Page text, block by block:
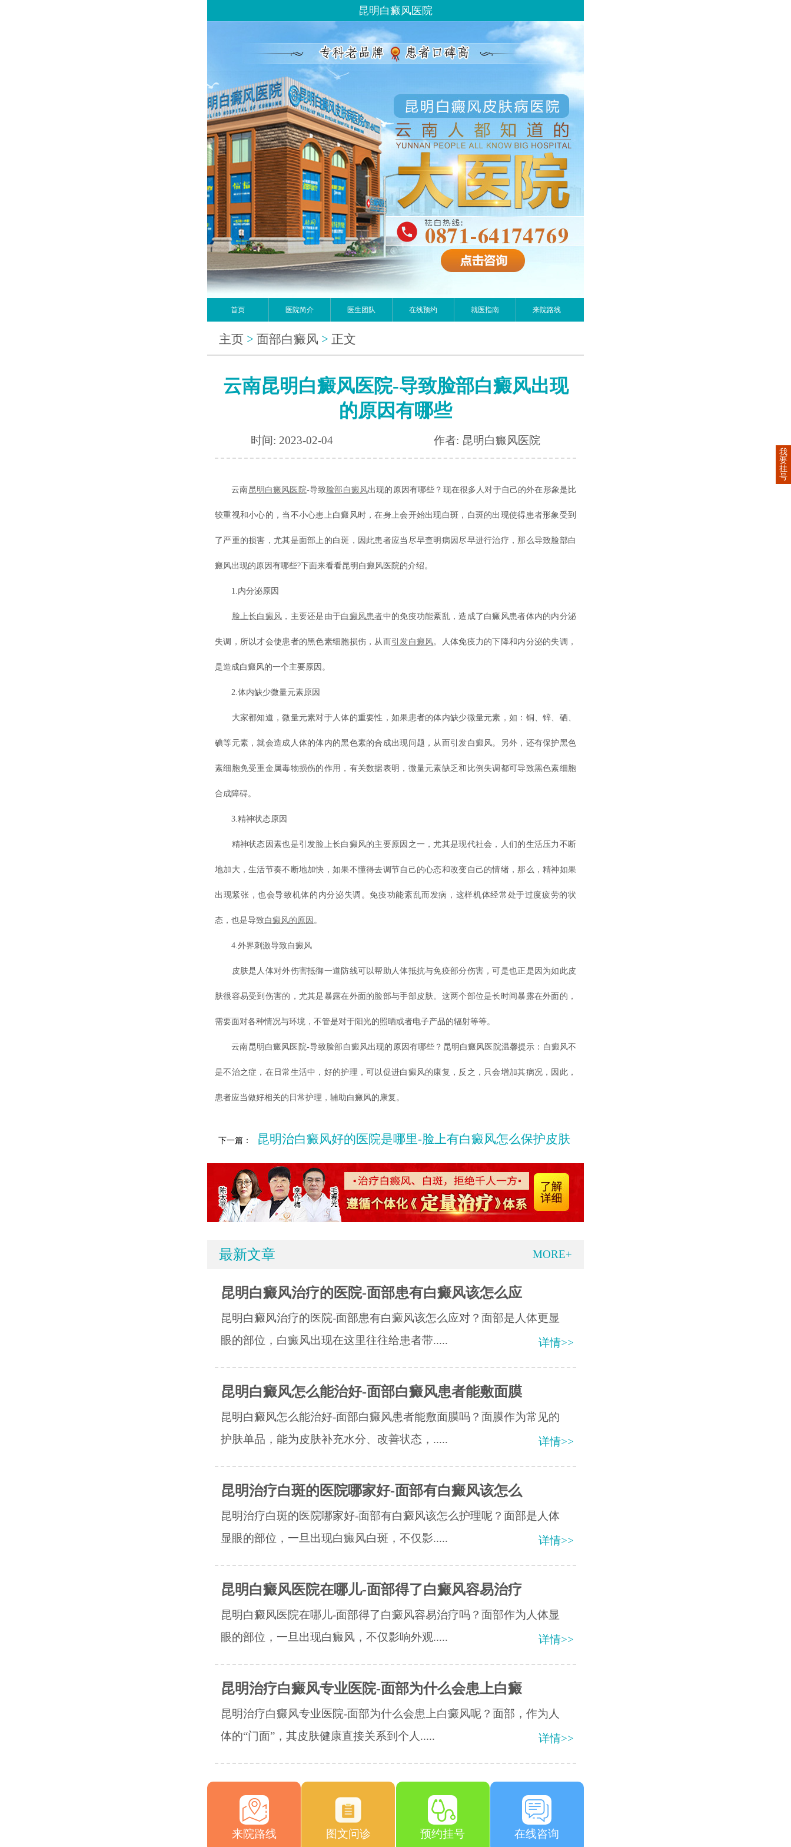
昆明白癜风医院
首页 医院简介 医生团队 在线预约 就医指南 来院路线
主页 > 面部白癜风 > 正文
云南昆明白癜风医院-导致脸部白癜风出现
的原因有哪些
时间: 2023-02-04 作者: 昆明白癜风医院
云南昆明白癜风医院-导致脸部白癜风出现的原因有哪些？现在很多人对于自己的外在形象是比
较重视和小心的，当不小心患上白癜风时，在身上会开始出现白斑，白斑的出现使得患者形象受到
了严重的损害，尤其是面部上的白斑，因此患者应当尽早查明病因尽早进行治疗，那么导致脸部白
癜风出现的原因有哪些?下面来看看昆明白癜风医院的介绍。
1.内分泌原因
脸上长白癜风 ，主要还是由于白癜风患者中的免疫功能紊乱，造成了白癜风患者体内的内分泌
失调，所以才会使患者的黑色素细胞损伤，从而 引发白癜风。人体免疫力的下降和内分泌的失调，
是造成白癜风的一个主要原因。
2.体内缺少微量元素原因
大家都知道，微量元素对于人体的重要性，如果患者的体内缺少微量元素，如：铜、锌、硒、
碘等元素，就会造成人体的体内的黑色素的合成出现问题，从而引发白癜风。另外，还有保护黑色
素细胞免受重金属毒物损伤的作用，有关数据表明，微量元素缺乏和比例失调都可导致黑色素细胞
合成障碍。
3.精神状态原因
精神状态因素也是引发脸上长白癜风的主要原因之一，尤其是现代社会，人们的生活压力不断
地加大，生活节奏不断地加快，如果不懂得去调节自己的心态和改变自己的情绪，那么，精神如果
出现紧张，也会导致机体的内分泌失调。免疫功能紊乱而发病，这样机体经常处于过度疲劳的状
态，也是导致白癜风的原因 。
4.外界刺激导致白癜风
皮肤是人体对外伤害抵御一道防线可以帮助人体抵抗与免疫部分伤害，可是也正是因为如此皮
肤很容易受到伤害的，尤其是暴露在外面的脸部与手部皮肤。这两个部位是长时间暴露在外面的，
需要面对各种情况与环境，不管是对于阳光的照晒或者电子产品的辐射等等。
云南昆明白癜风医院-导致脸部白癜风出现的原因有哪些？昆明白癜风医院温馨提示：白癜风不
是不治之症，在日常生活中，好的护理，可以促进白癜风的康复，反之，只会增加其病况，因此，
患者应当做好相关的日常护理，辅助白癜风的康复。
下一篇： 昆明治白癜风好的医院是哪里-脸上有白癜风怎么保护皮肤
最新文章 MORE+
昆明白癜风治疗的医院-面部患有白癜风该怎么应
昆明白癜风治疗的医院-面部患有白癜风该怎么应对？面部是人体更显
眼的部位，白癜风出现在这里往往给患者带.....
详情>>
昆明白癜风怎么能治好-面部白癜风患者能敷面膜
昆明白癜风怎么能治好-面部白癜风患者能敷面膜吗？面膜作为常见的
护肤单品，能为皮肤补充水分、改善状态，.....
详情>>
昆明治疗白斑的医院哪家好-面部有白癜风该怎么
昆明治疗白斑的医院哪家好-面部有白癜风该怎么护理呢？面部是人体
显眼的部位，一旦出现白癜风白斑，不仅影.....
详情>>
昆明白癜风医院在哪儿-面部得了白癜风容易治疗
昆明白癜风医院在哪儿-面部得了白癜风容易治疗吗？面部作为人体显
眼的部位，一旦出现白癜风，不仅影响外观.....
详情>>
昆明治疗白癜风专业医院-面部为什么会患上白癜
昆明治疗白癜风专业医院-面部为什么会患上白癜风呢？面部，作为人
体的“门面”，其皮肤健康直接关系到个人.....
详情>>
来院路线 图文问诊 预约挂号 在线咨询
我
要
挂
号